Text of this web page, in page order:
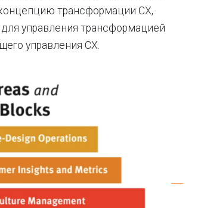
трансформации CX,
управления трансформацией
управления CX.